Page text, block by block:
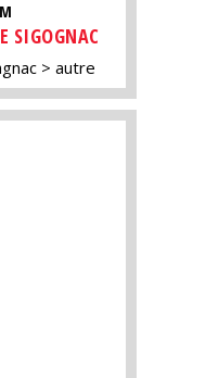
SIGOGNAC
autre